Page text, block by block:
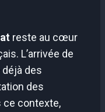
reste au cœur
L’arrivée de
déjà des
des
ce contexte,